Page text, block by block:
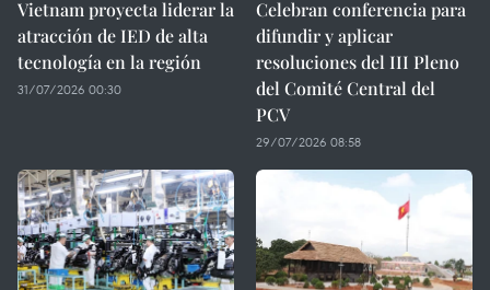
Vietnam proyecta liderar la
atracción de IED de alta
tecnología en la región
31/07/2026 00:30
Celebran conferencia para
difundir y aplicar
resoluciones del III Pleno
del Comité Central del
PCV
29/07/2026 08:58